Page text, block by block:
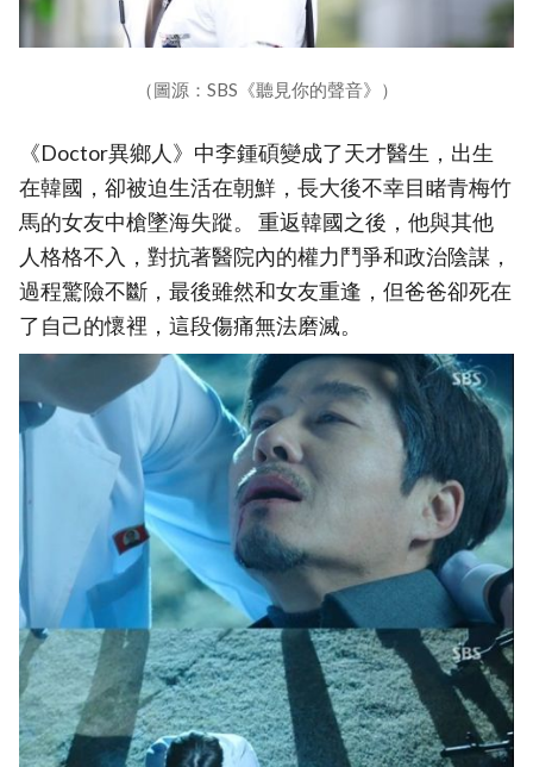
（圖源：SBS《聽見你的聲音》）
《Doctor異鄉人》中李鍾碩變成了天才醫生，出生
在韓國，卻被迫生活在朝鮮，長大後不幸目睹青梅竹
馬的女友中槍墜海失蹤。 重返韓國之後，他與其他
人格格不入，對抗著醫院內的權力鬥爭和政治陰謀，
過程驚險不斷，最後雖然和女友重逢，但爸爸卻死在
了自己的懷裡，這段傷痛無法磨滅。